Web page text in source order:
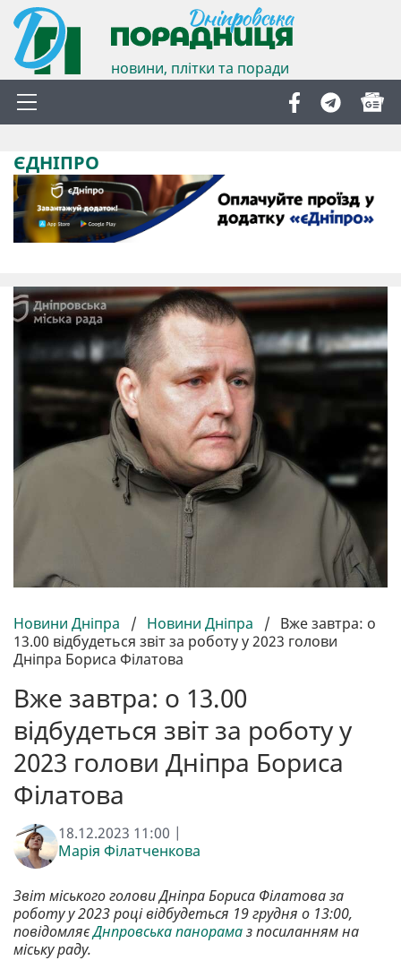
новини, плітки та поради
ЄДНІПРО
Новини Дніпра / Новини Дніпра / Вже завтра: о
13.00 відбудеться звіт за роботу у 2023 голови
Дніпра Бориса Філатова
Вже завтра: о 13.00
відбудеться звіт за роботу у
2023 голови Дніпра Бориса
Філатова
18.12.2023 11:00 |
Марія Філатченкова
Звіт міського голови Дніпра Бориса Філатова за
роботу у 2023 році відбудеться 19 грудня о 13:00,
повідомляєДнпровська панорамаз посиланням на
міську раду.